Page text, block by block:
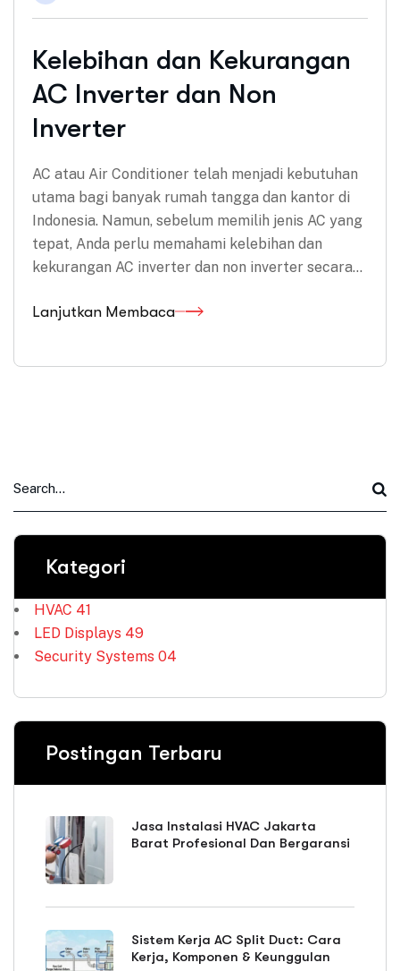
Kelebihan dan Kekurangan
AC Inverter dan Non
Inverter
AC atau Air Conditioner telah menjadi kebutuhan
utama bagi banyak rumah tangga dan kantor di
Indonesia. Namun, sebelum memilih jenis AC yang
tepat, Anda perlu memahami kelebihan dan
kekurangan AC inverter dan non inverter secara…
Lanjutkan Membaca
Kategori
HVAC 41
LED Displays 49
Security Systems 04
Postingan Terbaru
Jasa Instalasi HVAC Jakarta
Barat Profesional Dan Bergaransi
Sistem Kerja AC Split Duct: Cara
Kerja, Komponen & Keunggulan